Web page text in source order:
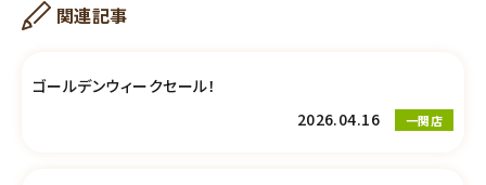
関連記事
ゴールデンウィークセール！
2026.04.16
一関店